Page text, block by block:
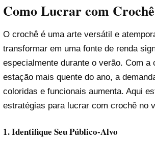
Como Lucrar com
O crochê é uma arte versátil e
transformar em uma fonte de renda
especialmente durante o verão. Com a
estação mais quente do ano, a
coloridas e funcionais aumenta. Aqui
estratégias para lucrar com crochê no
1. Identifique Seu Público-Alvo